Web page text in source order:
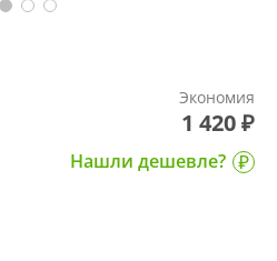
Экономия
1 420 ₽
Нашли дешевле?